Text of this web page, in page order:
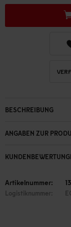
BESCHREIBUNG
ANGABEN ZUR
Artikelnummer:
Logistiknummer: